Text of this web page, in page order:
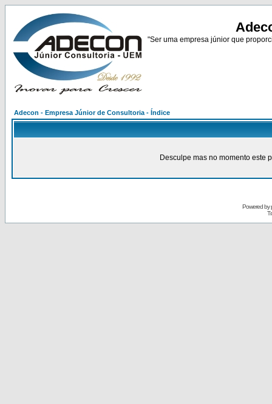
"Ser uma empresa júnior que
Adecon - Empresa Júnior de Consultoria - Índice
Desculpe mas no momento este
Powered by